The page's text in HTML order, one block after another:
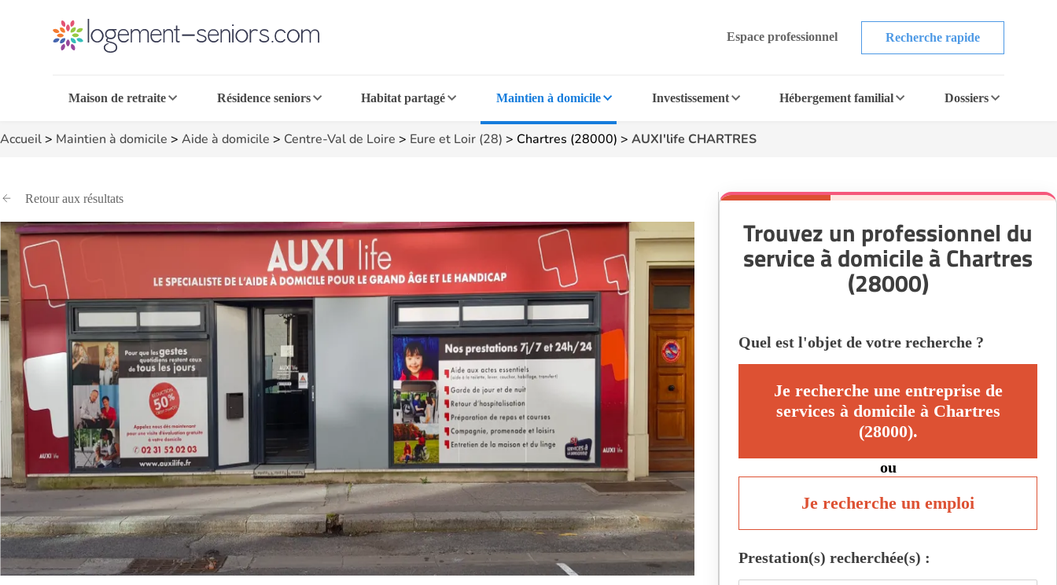
Espace professionnel Recherche rapide
Maison de retraite Résidence seniors Habitat partagé Maintien à domicile Investissement Hébergement familial Dossiers
Accueil> Maintien à domicile > Aide à domicile > Centre-Val de Loire > Eure et Loir (28) > Chartres (28000) > AUXI'life CHARTRES
Retour aux résultats
Trouvez un professionnel du
service à domicile à Chartres
(28000)
Quel est l'objet de votre recherche ?
Je recherche une entreprise de
services à domicile à Chartres
(28000).
ou
Je recherche un emploi
Prestation(s) recherchée(s) :